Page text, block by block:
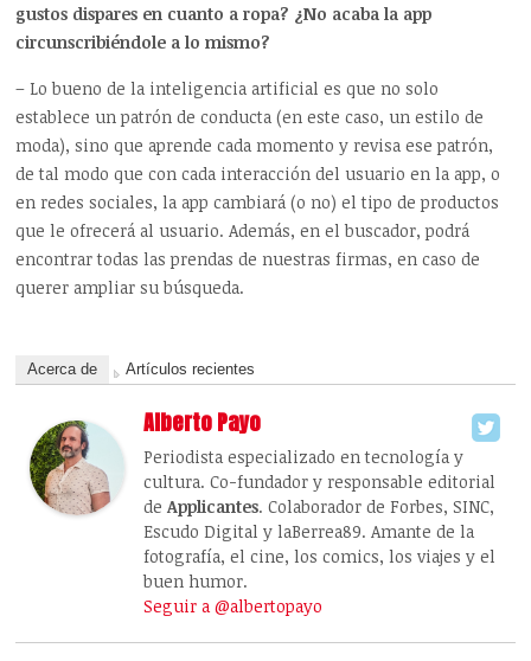
gustos dispares en cuanto a ropa? ¿No acaba la app
circunscribiéndole a lo mismo?
– Lo bueno de la inteligencia artificial es que no solo
establece un patrón de conducta (en este caso, un estilo de
moda), sino que aprende cada momento y revisa ese patrón,
de tal modo que con cada interacción del usuario en la app, o
en redes sociales, la app cambiará (o no) el tipo de productos
que le ofrecerá al usuario. Además, en el buscador, podrá
encontrar todas las prendas de nuestras firmas, en caso de
querer ampliar su búsqueda.
Acerca de Artículos recientes
Alberto Payo
Periodista especializado en tecnología y
cultura. Co-fundador y responsable editorial
deApplicantes. Colaborador de Forbes, SINC,
Escudo Digital y laBerrea89. Amante de la
fotografía, el cine, los comics, los viajes y el
buen humor.
Seguir a @albertopayo